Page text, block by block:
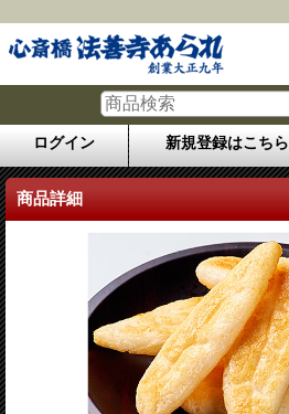
ログイン 新規登録はこちら
商品詳細